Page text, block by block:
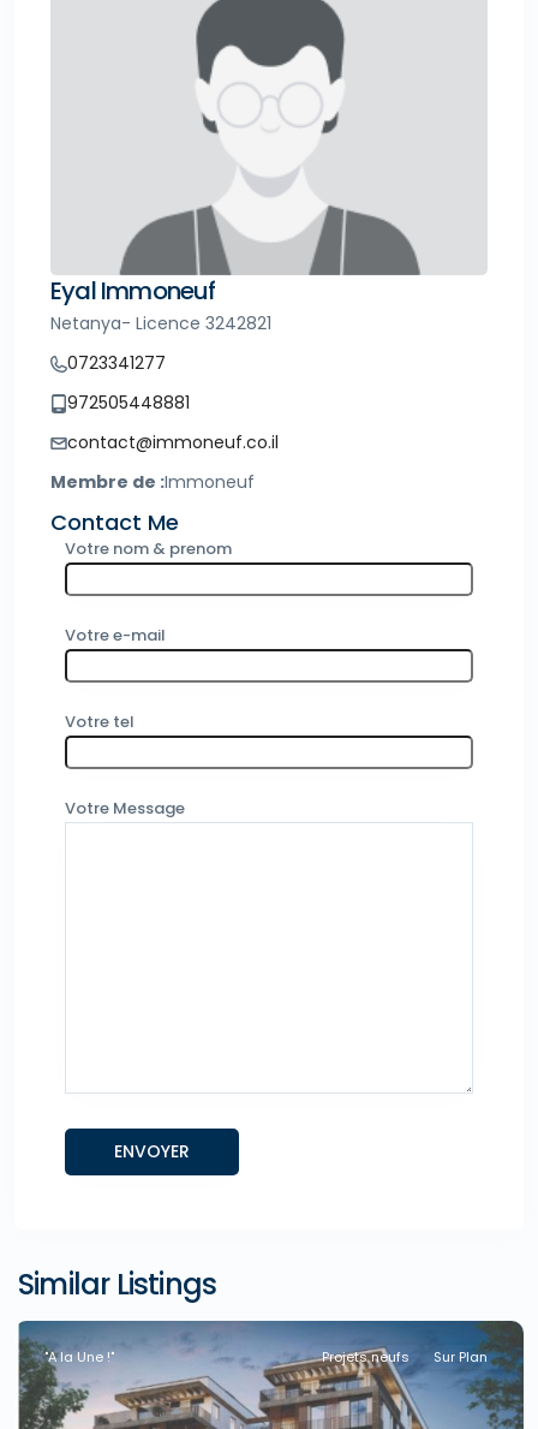
Eyal Immoneuf
Netanya- Licence 3242821
0723341277
972505448881
contact@immoneuf.co.il
Membre de :Immoneuf
Contact Me
Votre nom & prenom
Votre e-mail
Votre tel
Votre Message
Similar Listings
"A la Une !" Projets neufs Sur Plan